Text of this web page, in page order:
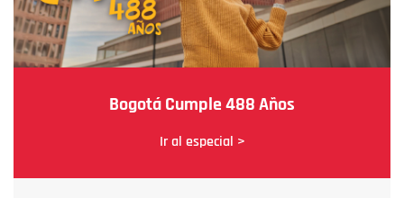
Bogotá Cumple 488 Años
Ir al especial >